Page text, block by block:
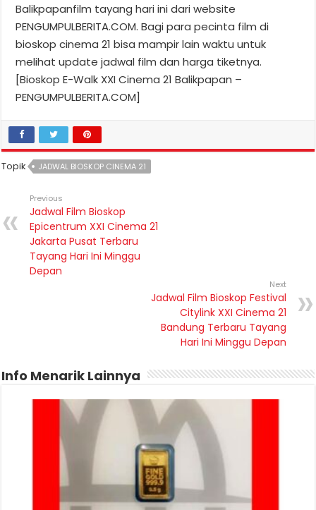
Balikpapanfilm tayang hari ini dari website
PENGUMPULBERITA.COM. Bagi para pecinta film di
bioskop cinema 21 bisa mampir lain waktu untuk
melihat update jadwal film dan harga tiketnya.
[Bioskop E-Walk XXI Cinema 21 Balikpapan –
PENGUMPULBERITA.COM]
Topik JADWAL BIOSKOP CINEMA 21
Previous
Jadwal Film Bioskop
Epicentrum XXI Cinema 21
Jakarta Pusat Terbaru
Tayang Hari Ini Minggu
Depan
Next
Jadwal Film Bioskop Festival
Citylink XXI Cinema 21
Bandung Terbaru Tayang
Hari Ini Minggu Depan
Info Menarik Lainnya